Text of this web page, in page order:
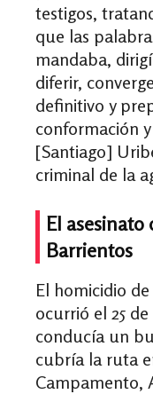
testigos,
que las
mandaba,
diferir,
definitivo y
conformación
[Santiago]
criminal de la
El
Barrientos
El homicidio
ocurrió el 25
conducía un
cubría la ruta
Campamento,